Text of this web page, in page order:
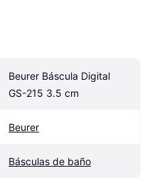
Beurer Báscula Digital
GS-215 3.5 cm
Beurer
Básculas de baño